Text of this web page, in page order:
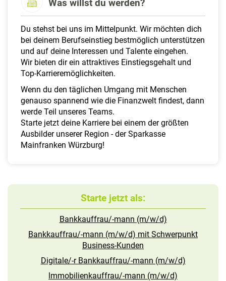
l
e
Was willst du werden?
Du stehst bei uns im Mittelpunkt. Wir möchten dich
bei deinem Berufseinstieg bestmöglich unterstützen
und auf deine Interessen und Talente eingehen.
Wir bieten dir ein attraktives Einstiegsgehalt und
Top-Karrieremöglichkeiten.
Wenn du den täglichen Umgang mit Menschen
genauso spannend wie die Finanzwelt findest, dann
werde Teil unseres Teams.
Starte jetzt deine Karriere bei einem der größten
Ausbilder unserer Region - der Sparkasse
Mainfranken Würzburg!
Starte jetzt als:
Bankkauffrau/-mann (m/w/d)
Bankkauffrau/-mann (m/w/d) mit Schwerpunkt
Business-Kunden
Digitale/-r Bankkauffrau/-mann (m/w/d)
lmmobilienkauffrau/-mann (m/w/d)